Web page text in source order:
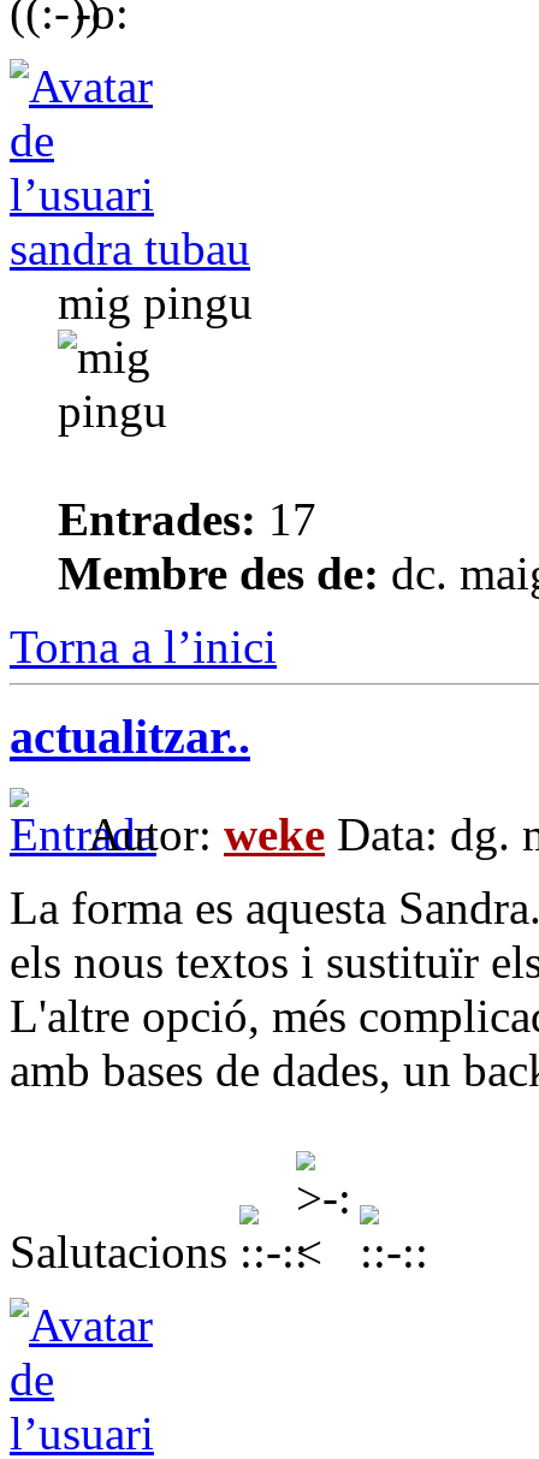
sandra tubau
mig pingu
Entrades: 17
Membre des de: dc.
Torna a l’inici
actualitzar..
Autor: weke Data: dg.
La forma es aquesta
els nous textos i sustituïr
L'altre opció, més
amb bases de dades, un
Salutacions